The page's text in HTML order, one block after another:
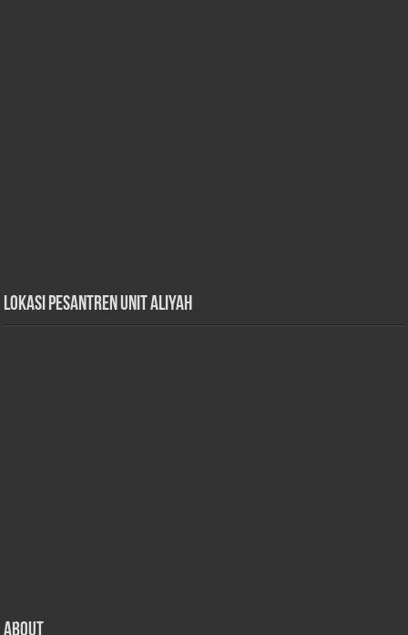
Lokasi Pesantren Unit Aliyah
About